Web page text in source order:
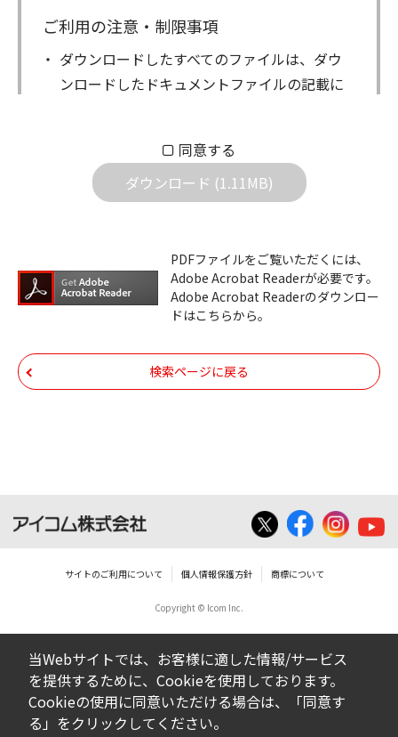
ご利用の注意・制限事項
ダウンロードしたすべてのファイルは、ダウ
ンロードしたドキュメントファイルの記載に
社は一切の責任を負いません。また、ファイ
ルの内容などの変更は一切行わないでくださ
機器のコントロールコマンドの仕様書、およ
びその他すべてのダウンロードファイルにつ
いての著作権を含むすべての権利は、アイコ
帰属します。ダウンロードしたファイルは、
個人で使用される以外にはご使用できませ
せんのでご了承ください。
告なく改良及び変更される場合があります。
ダウンロードサービスに掲載していますBIOS/
ファームウェアデータにつきましては、パソ
コンの基本システムを制御する重要なデータ
ですから、データの書換中に誤操作や中断に
よって失敗した場合、パソコンが正常に動作
同意する
ダウンロード (1.11MB)
PDFファイルをご覧いただくには、
Adobe Acrobat Readerが必要です。
Adobe Acrobat Readerのダウンロー
ドはこちらから。
検索ページに戻る
サイトのご利用について 個人情報保護方針 商標について
Copyright © Icom Inc.
当Webサイトでは、お客様に適した情報/サービス
を提供するために、Cookieを使用しております。
Cookieの使用に同意いただける場合は、「同意す
る」をクリックしてください。